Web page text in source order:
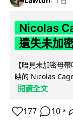
Nicolas
遺失未加
【唔見未加密母
映的 Nicolas
閱讀全文
177 10 ↗